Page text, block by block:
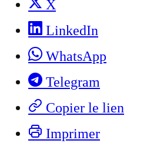
X
LinkedIn
WhatsApp
Telegram
Copier le lien
Imprimer